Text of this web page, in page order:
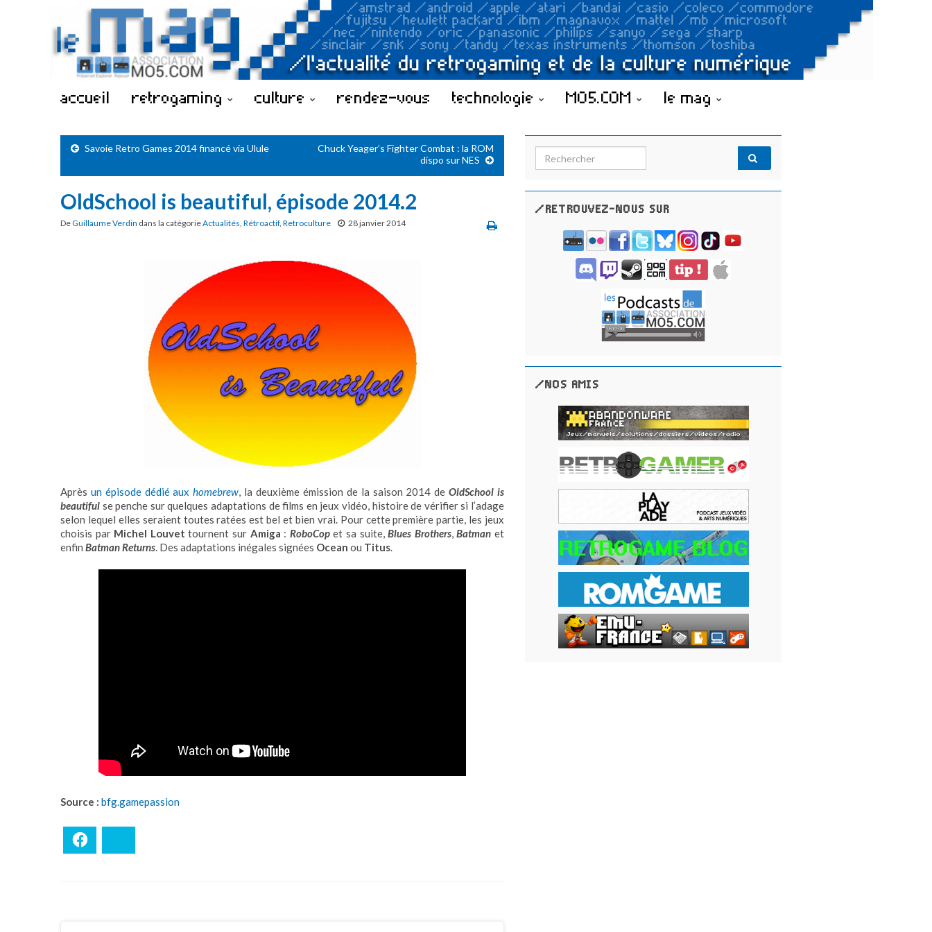
accueil retrogaming culture rendez-vous technologie MO5.COM le mag
Savoie Retro Games 2014 financé via Ulule
Chuck Yeager’s Fighter Combat : la ROM
dispo sur NES
OldSchool is beautiful, épisode 2014.2
DeGuillaume Verdin dans la catégorieActualités, Rétroactif, Retroculture 28 janvier 2014
Après un épisode dédié auxhomebrew, la deuxième émission de la saison 2014 deOldSchool is
beautiful se penche sur quelques adaptations de films en jeux vidéo, histoire de vérifier si l’adage
selon lequel elles seraient toutes ratées est bel et bien vrai. Pour cette première partie, les jeux
choisis par Michel Louvet tournent sur Amiga : RoboCopet sa suite,Blues Brothers,Batman et
enfin Batman Returns. Des adaptations inégales signées Ocean ou Titus.
Source : bfg.gamepassion
Search for:
/RETROUVEZ-NOUS SUR
/NOS AMIS